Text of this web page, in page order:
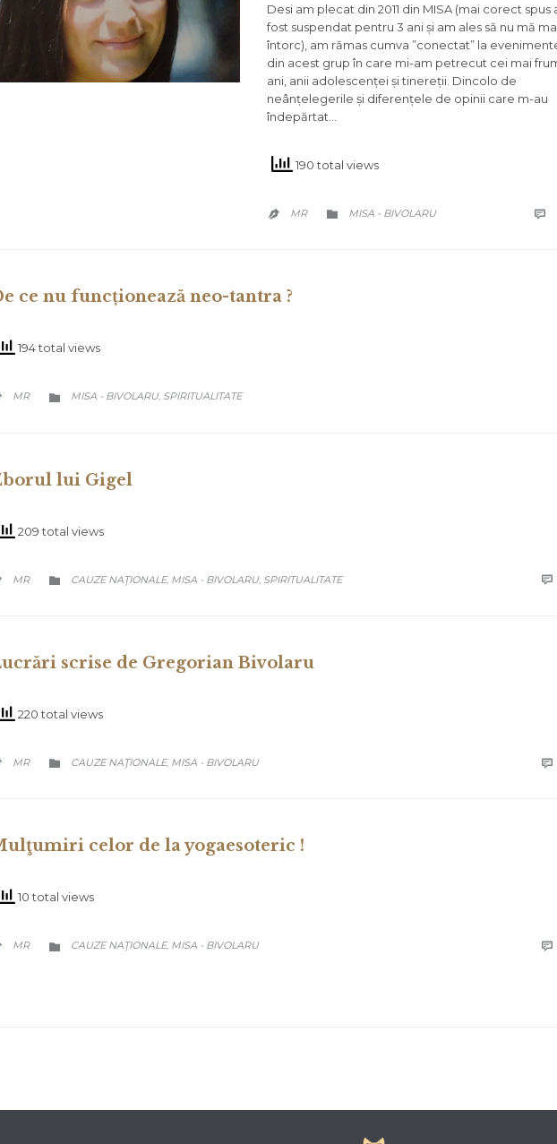
Desi am plecat din 2011 din MISA (mai corect spus
fost suspendat pentru 3 ani și am ales să nu mă
întorc), am rămas cumva ”conectat” la
din acest grup în care mi-am petrecut cei mai
ani, anii adolescenței și tinereții. Dincolo de
neânțelegerile și diferențele de opinii care m-au
îndepărtat…
190 total views
 MR  CATEGORY
MISA - BIVOLARU 
ce nu funcționează neo-tantra ?
194 total views
MR  CATEGORY
MISA - BIVOLARU, SPIRITUALITATE
lui Gigel
209 total views
MR  CATEGORY
CAUZE NAŢIONALE, MISA - BIVOLARU, SPIRITUALITATE 
scrise de Gregorian Bivolaru
220 total views
MR  CATEGORY
CAUZE NAŢIONALE, MISA - BIVOLARU 
celor de la yogaesoteric !
10 total views
MR  CATEGORY
CAUZE NAŢIONALE, MISA - BIVOLARU 